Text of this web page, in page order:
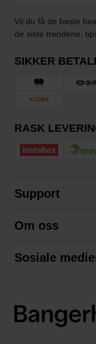
Vil du få de beste
de siste trendene,
SIKKER
RASK
Support
Kjøpsvilkår
Om oss
Sosiale
LinkedIn